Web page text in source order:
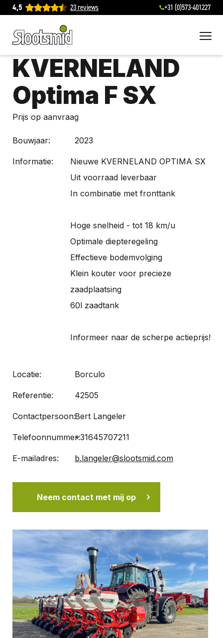
4,5 23 reviews +31 (0)573-401227
KVERNELAND
Optima F SX
Prijs op aanvraag
Bouwjaar: 2023
Informatie:
Nieuwe KVERNELAND OPTIMA SX
Uit voorraad leverbaar
In combinatie met fronttank
Hoge snelheid - tot 18 km/u
Optimale diepteregeling
Effectieve bodemvolging
Klein kouter voor precieze
zaadplaatsing
60l zaadtank
Informeer naar de scherpe actieprijs!
Locatie: Borculo
Referentie: 42505
Contactpersoon:Bert Langeler
Telefoonnummer:+31645707211
E-mailadres: b.langeler@slootsmid.com
Neem contact met mij op